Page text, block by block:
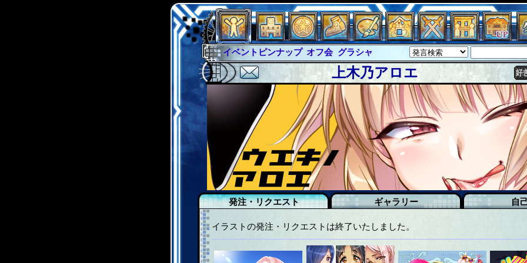
イベントピンナップ オフ会 グラシャ
グラシャ・ラボラス
グローバルジャスティス
サイキックハーツ サイキックハーツ大戦
シュラウド
ソロモン ファイナル
アブソーバー
イベピン
上木乃アロエ
発注・リクエスト ギャラリー 自
イラストの発注・リクエストは終了いたしました。